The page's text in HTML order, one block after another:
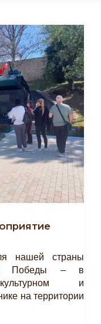
нашей страны
Победы – в
культурном и
на территории